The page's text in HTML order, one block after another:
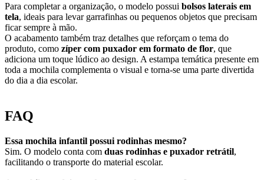
Para completar a organização, o modelo possui bolsos laterais em
tela, ideais para levar garrafinhas ou pequenos objetos que precisam
ficar sempre à mão.
O acabamento também traz detalhes que reforçam o tema do
produto, como zíper com puxador em formato de flor, que
adiciona um toque lúdico ao design. A estampa temática presente em
toda a mochila complementa o visual e torna-se uma parte divertida
do dia a dia escolar.
FAQ
Essa mochila infantil possui rodinhas mesmo?
Sim. O modelo conta com duas rodinhas e puxador retrátil,
facilitando o transporte do material escolar.